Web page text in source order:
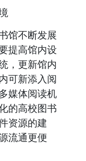
馆不断发展
提高馆内设
，更新馆内
可新添入阅
媒体阅读机
的高校图书
资源的建
流通更便